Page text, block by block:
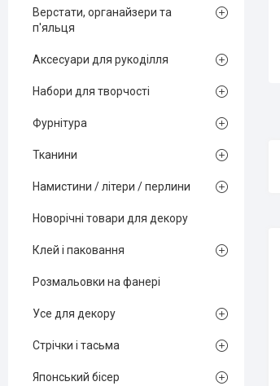
Верстати, органайзери та
п'яльця
Аксесуари для рукоділля
Набори для творчості
Фурнітура
Тканини
Намистини / літери / перлини
Новорічні товари для декору
Клей і паковання
Розмальовки на фанері
Усе для декору
Стрічки і тасьма
Японський бісер